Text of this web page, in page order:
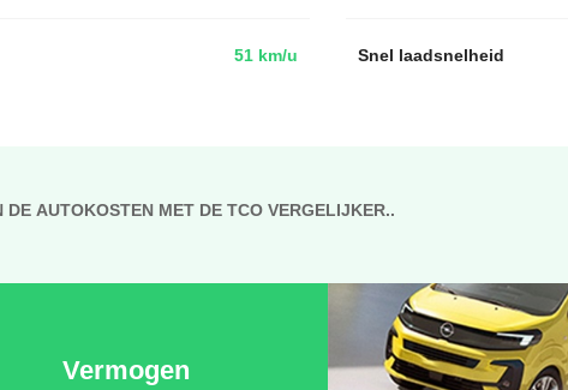
51 km/u Snel laadsnelheid
AUTOKOSTEN MET DE TCO VERGELIJKER..
Vermogen